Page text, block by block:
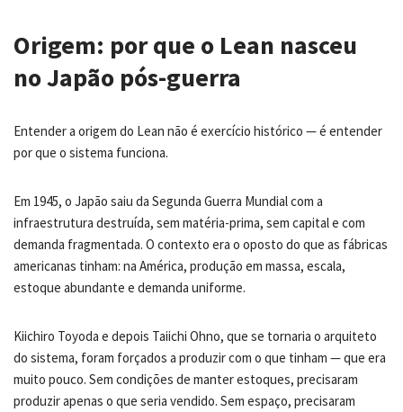
Origem: por que o Lean nasceu
no Japão pós-guerra
Entender a origem do Lean não é exercício histórico — é entender
por que o sistema funciona.
Em 1945, o Japão saiu da Segunda Guerra Mundial com a
infraestrutura destruída, sem matéria-prima, sem capital e com
demanda fragmentada. O contexto era o oposto do que as fábricas
americanas tinham: na América, produção em massa, escala,
estoque abundante e demanda uniforme.
Kiichiro Toyoda e depois Taiichi Ohno, que se tornaria o arquiteto
do sistema, foram forçados a produzir com o que tinham — que era
muito pouco. Sem condições de manter estoques, precisaram
produzir apenas o que seria vendido. Sem espaço, precisaram